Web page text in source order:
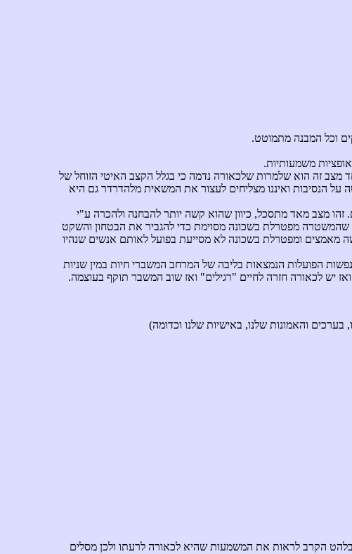
וכל המבנה מתמוטט.
משמעותיות.
זה הוא שלמרות שלכאורה נדמה כי בגלל הקצב האיטי הזוחל של
הנסיבות ואיננו מצליחים לעצור את המשאית מלהדרדר גם היא
מצב מאד מתסכל, כיוון שהוא קשה יותר להבחנה ולהכרה ע"י
שהמשטרה מפטרלת בשכונה מסוימת כדי להגביר את הבטחון והשקט
ומפטרלת בשכונה לא מסייעת בפועל לאותם אנשים שנהיו
הפועלות הנמצאות בליבה של המרחב המשברי חיות במין שניות
יש לכאורה חזרה לחיים "רגילים" ואז שוב המשבר תוקף בעוצמה.
והאמונות שלנו, באישיות שלנו וכדומה)
הקרב לראות את המשמעות שהיא לכאורה לרעתו ולכן מסלים